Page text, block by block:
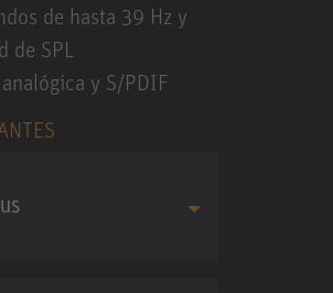
de hasta 39 Hz y
de SPL
y S/PDIF